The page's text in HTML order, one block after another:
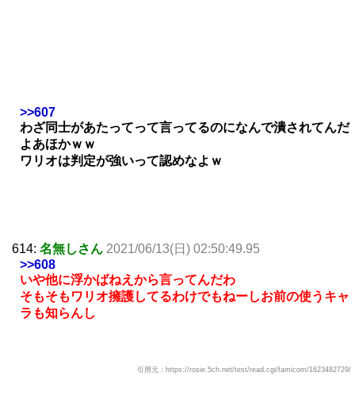
>>607
わざ同士があたってって言ってるのになんで潰されてんだ
よあほかｗｗ
ワリオは判定が強いって認めなよｗ
614: 名無しさん 2021/06/13(日) 02:50:49.95
>>608
いや他に浮かばねえから言ってんだわ
そもそもワリオ擁護してるわけでもねーしお前の使うキャ
ラも知らんし
引用元：https://rosie.5ch.net/test/read.cgi/famicom/1623482729/